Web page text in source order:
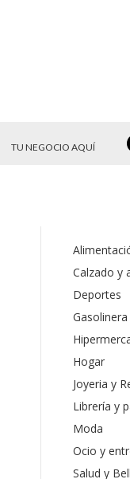
TU NEGOCIO AQUÍ
Calzado y
Deportes
Gasolinera
Hogar
Joyeria y
Librería y
Moda
Ocio y
Salud y